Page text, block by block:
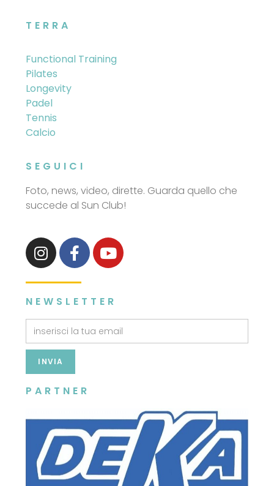
TERRA
Functional Training
Pilates
Longevity
Padel
Tennis
Calcio
SEGUICI
Foto, news, video, dirette. Guarda quello che
succede al Sun Club!
NEWSLETTER
INVIA
PARTNER